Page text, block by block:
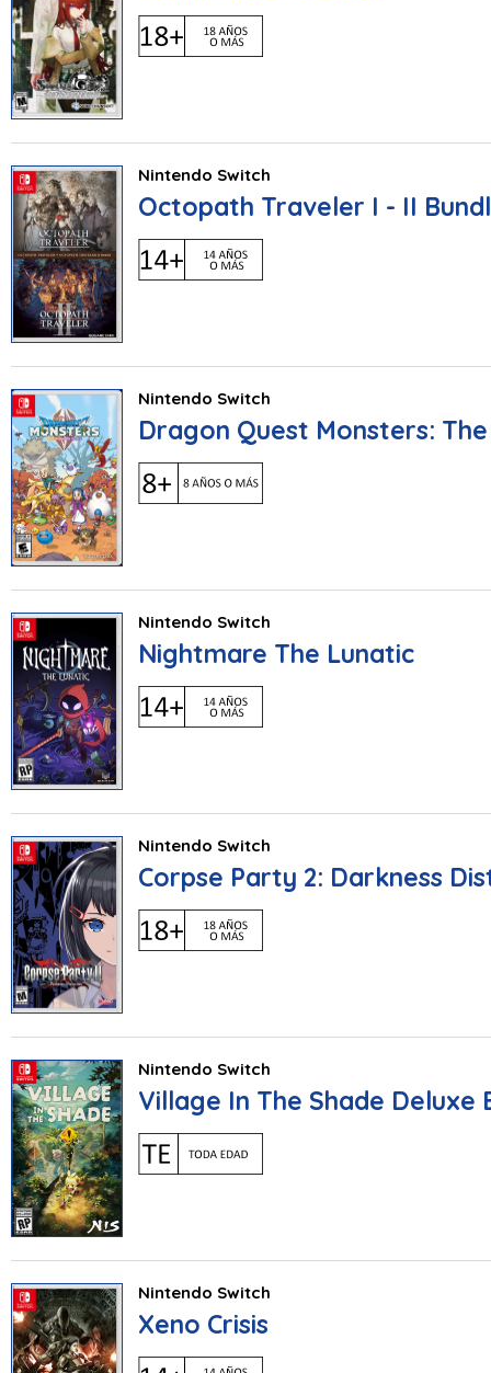
Nintendo Switch
Octopath Traveler I - II
Nintendo Switch
Dragon Quest Monsters:
Nintendo Switch
Nightmare The Lunatic
Nintendo Switch
Corpse Party 2: Darkness
Nintendo Switch
Village In The Shade Deluxe
Nintendo Switch
Xeno Crisis